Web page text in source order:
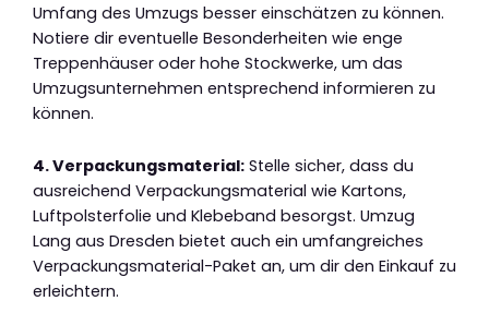
Umfang des Umzugs besser einschätzen zu können.
Notiere dir eventuelle Besonderheiten wie enge
Treppenhäuser oder hohe Stockwerke, um das
Umzugsunternehmen entsprechend informieren zu
können.
4. Verpackungsmaterial: Stelle sicher, dass du
ausreichend Verpackungsmaterial wie Kartons,
Luftpolsterfolie und Klebeband besorgst. Umzug
Lang aus Dresden bietet auch ein umfangreiches
Verpackungsmaterial-Paket an, um dir den Einkauf zu
erleichtern.